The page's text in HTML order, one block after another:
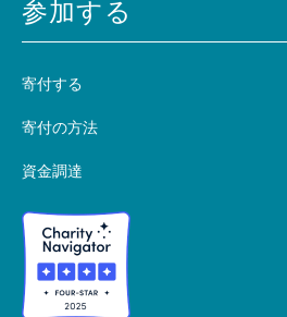
参加する
寄付する
寄付の方法
資金調達